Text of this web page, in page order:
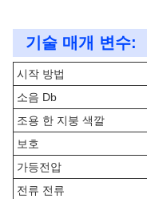
기술 매개 변수:
시작 방법
소음 Db
조용 한 지붕 색깔
보호
가등전압
전류 전류